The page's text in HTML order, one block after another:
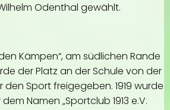
Odenthal gewählt.
Kämpen“, am südlichen Rande
der Platz an der Schule von der
Sport freigegeben. 1919 wurde
Namen „Sportclub 1913 e.V.